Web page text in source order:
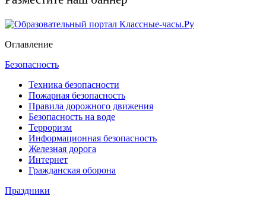
Оглавление
Безопасность
Техника безопасности
Пожарная безопасность
Правила дорожного движения
Безопасность на воде
Терроризм
Информационная безопасность
Железная дорога
Интернет
Гражданская оборона
Праздники